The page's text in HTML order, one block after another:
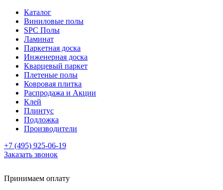
Каталог
Виниловые полы
SPC Полы
Ламинат
Паркетная доска
Инженерная доска
Кварцевый паркет
Плетеные полы
Ковровая плитка
Распродажа и Акции
Клей
Плинтус
Подложка
Производители
+7 (495) 925-06-19
Заказать звонок
Принимаем оплату